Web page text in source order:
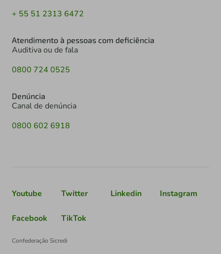
+ 55 51 2313 6472
Atendimento à pessoas com deficiência
Auditiva ou de fala
0800 724 0525
Denúncia
Canal de denúncia
0800 602 6918
Youtube Twitter Linkedin Instagram
Facebook TikTok
Confederação Sicredi